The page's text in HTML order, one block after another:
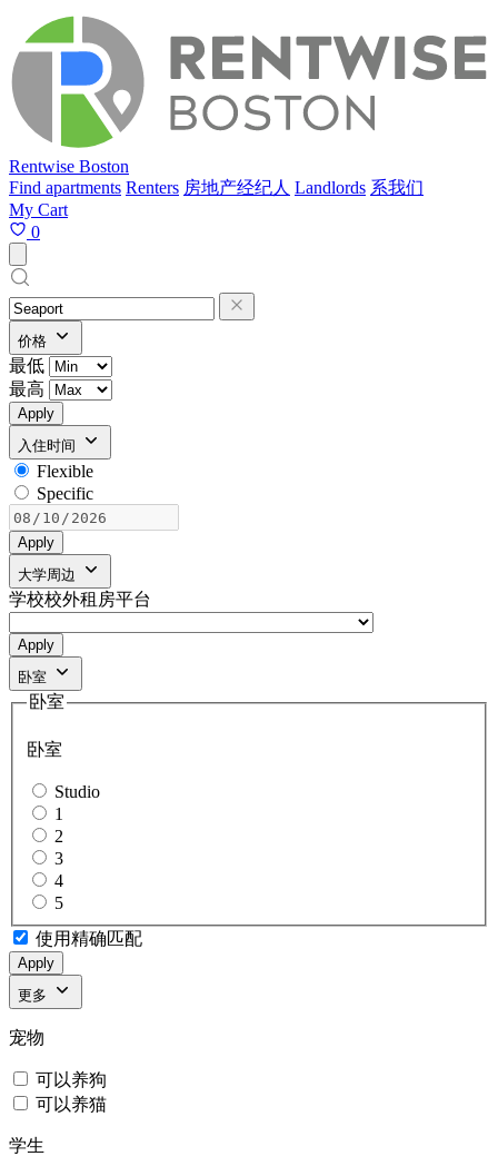
Rentwise Boston
Find apartments Renters 房地产经纪人 Landlords 系我们
My Cart
0
价格
最低
最高
Apply
入住时间
Flexible
Specific
Apply
大学周边
学校校外租房平台
Apply
卧室
卧室
卧室
Studio
1
2
3
4
5
使用精确匹配
Apply
更多
宠物
可以养狗
可以养猫
学生